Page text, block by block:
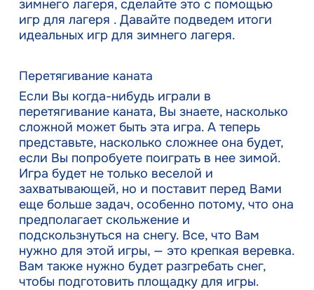
зимнего лагеря, сделайте это с помощью
игр для лагеря . Давайте подведем итоги
идеальных игр для зимнего лагеря.
Перетягивание каната
Если Вы когда-нибудь играли в
перетягивание каната, Вы знаете, насколько
сложной может быть эта игра. А теперь
представьте, насколько сложнее она будет,
если Вы попробуете поиграть в нее зимой.
Игра будет не только веселой и
захватывающей, но и поставит перед Вами
еще больше задач, особенно потому, что она
предполагает скольжение и
подскользнуться на снегу. Все, что Вам
нужно для этой игры, — это крепкая веревка.
Вам также нужно будет разгребать снег,
чтобы подготовить площадку для игры.